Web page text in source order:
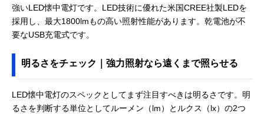
強いLED懐中電灯です。LED技術に優れた米国CREE社製LEDを
採用し、最大1800lmもの高い照射性能があります。乾電池が不
要なUSB充電式です。
明るさをチェック｜強力照射なら遠くまで照らせる
LED懐中電灯のスペックとしてまず注目すべきは明るさです。明
るさを判断する単位としてルーメン（lm）とルクス（lx）の2つ